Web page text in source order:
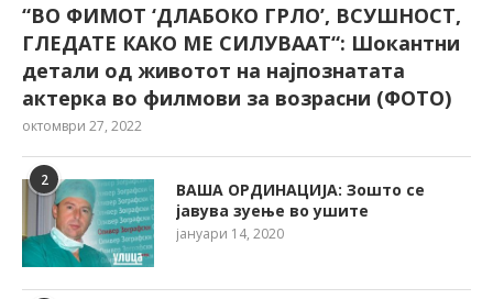
“ВО ФИМОТ ‘ДЛАБОКО ГРЛО’, ВСУШНОСТ,
ГЛЕДАТЕ КАКО МЕ СИЛУВААТ“: Шокантни
детали од животот на најпознатата
актерка во филмови за возрасни (ФОТО)
октомври 27, 2022
2
ВАША ОРДИНАЦИЈА: Зошто се
јавува зуење во ушите
јануари 14, 2020